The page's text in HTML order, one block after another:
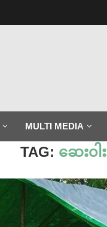
MULTI MEDIA
TAG: ဆေး၀ါး